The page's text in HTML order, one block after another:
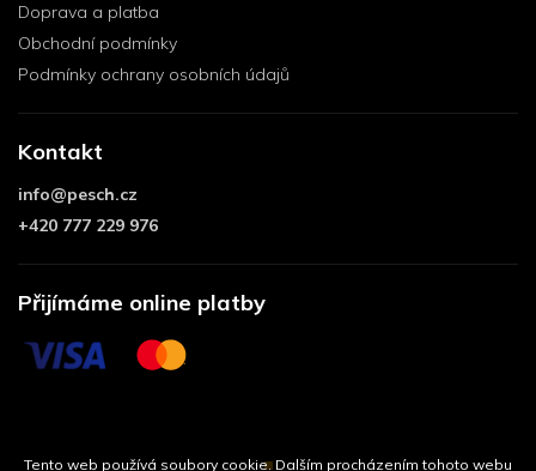
Tento web používá soubory cookie. Dalším procházením tohoto webu
Doprava a platba
Obchodní podmínky
Podmínky ochrany osobních údajů
Kontakt
info@pesch.cz
+420 777 229 976
Přijímáme online platby